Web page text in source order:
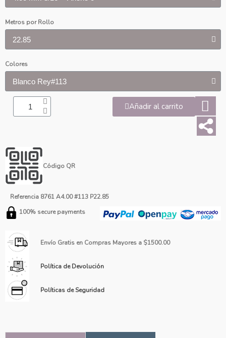
Metros por Rollo
Colores
Añadir al carrito
Código QR
Referencia 8761 A4.00 #113 P22.85
100% secure payments
Envío Gratis en Compras Mayores a $1500.00
Política de Devolución
Políticas de Seguridad